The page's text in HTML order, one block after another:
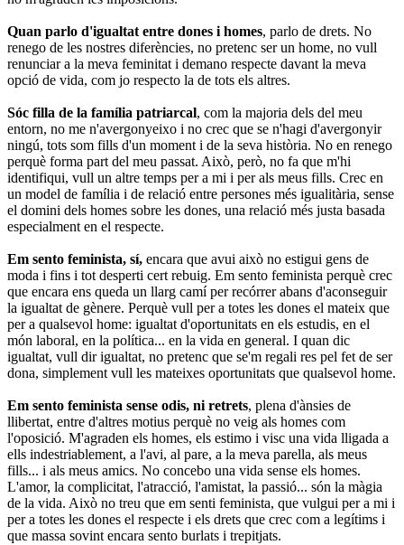
Quan parlo d'igualtat entre dones i homes, parlo de drets. No
renego de les nostres diferències, no pretenc ser un home, no vull
renunciar a la meva feminitat i demano respecte davant la meva
opció de vida, com jo respecto la de tots els altres.
Sóc filla de la família patriarcal, com la majoria dels del meu
entorn, no me n'avergonyeixo i no crec que se n'hagi d'avergonyir
ningú, tots som fills d'un moment i de la seva història. No en renego
perquè forma part del meu passat. Això, però, no fa que m'hi
identifiqui, vull un altre temps per a mi i per als meus fills. Crec en
un model de família i de relació entre persones més igualitària, sense
el domini dels homes sobre les dones, una relació més justa basada
especialment en el respecte.
Em sento feminista, sí, encara que avui això no estigui gens de
moda i fins i tot desperti cert rebuig. Em sento feminista perquè crec
que encara ens queda un llarg camí per recórrer abans d'aconseguir
la igualtat de gènere. Perquè vull per a totes les dones el mateix que
per a qualsevol home: igualtat d'oportunitats en els estudis, en el
món laboral, en la política... en la vida en general. I quan dic
igualtat, vull dir igualtat, no pretenc que se'm regali res pel fet de ser
dona, simplement vull les mateixes oportunitats que qualsevol home.
Em sento feminista sense odis, ni retrets, plena d'ànsies de
llibertat, entre d'altres motius perquè no veig als homes com
l'oposició. M'agraden els homes, els estimo i visc una vida lligada a
ells indestriablement, a l'avi, al pare, a la meva parella, als meus
fills... i als meus amics. No concebo una vida sense els homes.
L'amor, la complicitat, l'atracció, l'amistat, la passió... són la màgia
de la vida. Això no treu que em senti feminista, que vulgui per a mi i
per a totes les dones el respecte i els drets que crec com a legítims i
que massa sovint encara sento burlats i trepitjats.